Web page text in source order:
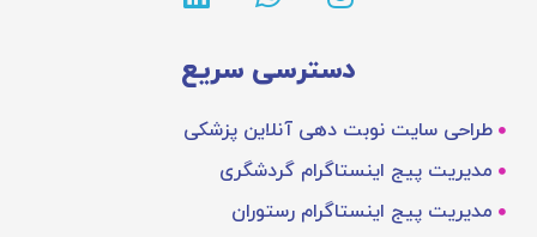
دسترسی سریع
طراحی سایت نوبت دهی آنلاین پزشکی
مدیریت پیج اینستاگرام گردشگری
مدیریت پیج اینستاگرام رستوران